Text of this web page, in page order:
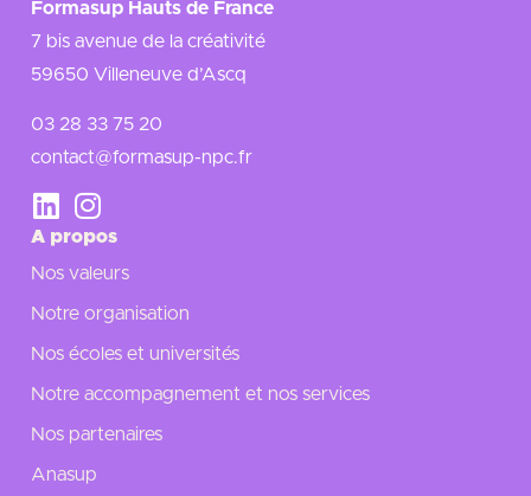
Formasup Hauts de France
7 bis avenue de la créativité
59650 Villeneuve d’Ascq
03 28 33 75 20
contact@formasup-npc.fr
A propos
Nos valeurs
Notre organisation
Nos écoles et universités
Notre accompagnement et nos services
Nos partenaires
Anasup